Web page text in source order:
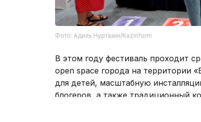
Фото: Адиль Нуртазин/Kazinform
В этом году фестиваль проходит
open space города на территории
для детей, масштабную
блогеров, а также традиционный